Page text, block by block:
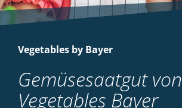
Vegetables by Bayer
Gemüsesaatgut von
Vegetables Bayer